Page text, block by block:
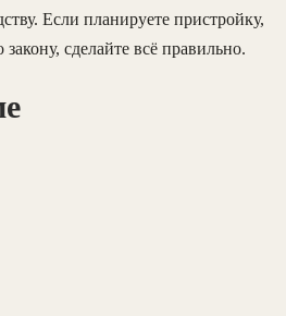
Если планируете пристройку,
сделайте всё правильно.